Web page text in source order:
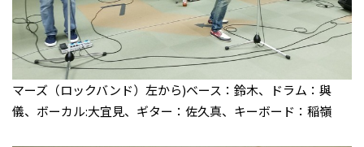
マーズ（ロックバンド）左から)ベース：鈴木、ドラム：與
儀、ボーカル:大宜見、ギター：佐久真、キーボード：稲嶺